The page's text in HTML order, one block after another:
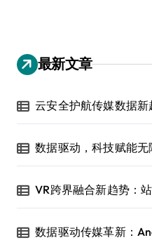
最新文章
云安全护航传媒数据新
数据驱动，科技赋能
VR跨界融合新趋势：
数据驱动传媒革新：